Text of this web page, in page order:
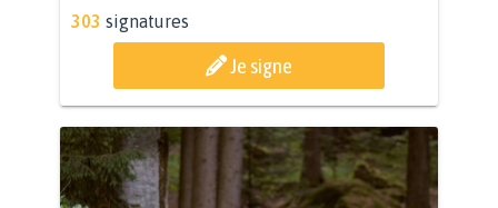
303 signatures
Je signe